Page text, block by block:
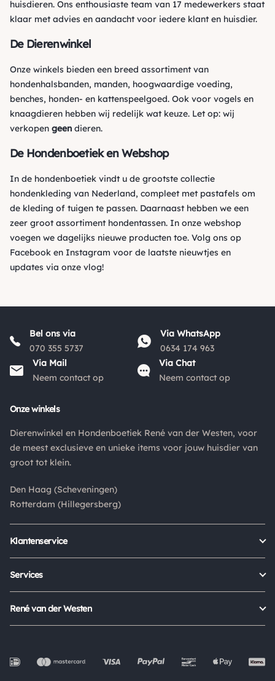
huisdieren. Ons enthousiaste team van 17 medewerkers staat
klaar met advies en aandacht voor iedere klant en huisdier.
De Dierenwinkel
Onze winkels bieden een breed assortiment van
hondenhalsbanden, manden, hoogwaardige voeding,
benches, honden- en kattenspeelgoed. Ook voor vogels en
knaagdieren hebben wij redelijk wat keuze. Let op: wij
verkopen geen dieren.
De Hondenboetiek en Webshop
In de hondenboetiek vindt u de grootste collectie
hondenkleding van Nederland, compleet met pastafels om
de kleding of tuigen te passen. Daarnaast hebben we een
zeer groot assortiment hondentassen. In onze webshop
voegen we dagelijks nieuwe producten toe. Volg ons op
Facebook en Instagram voor de laatste nieuwtjes en
updates via onze vlog!
Bel ons via
070 355 5737
Via WhatsApp
0634 174 963
Via Mail
Neem contact op
Via Chat
Neem contact op
Onze winkels
Dierenwinkel en Hondenboetiek René van der Westen, voor
de meest exclusieve en unieke items voor jouw huisdier van
groot tot klein.
Den Haag (Scheveningen)
Rotterdam (Hillegersberg)
Klantenservice
Retour aanmelden
Status bestelling
Mijn account
Services
Algemene voorwaarden
René van der Westen
Werken bij